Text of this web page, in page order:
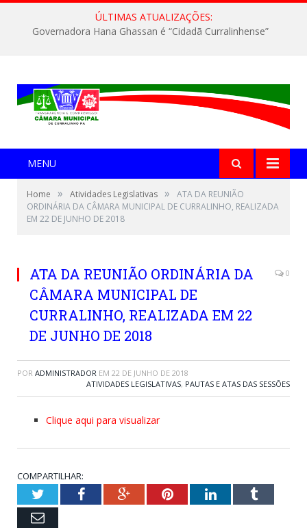
ÚLTIMAS ATUALIZAÇÕES:
Governadora Hana Ghassan é “Cidadã Curralinhense”
MENU
Home » Atividades Legislativas »
ATA DA REUNIÃO
ORDINÁRIA DA CÂMARA MUNICIPAL DE CURRALINHO, REALIZADA
EM 22 DE JUNHO DE 2018
ATA DA REUNIÃO ORDINÁRIA DA
CÂMARA MUNICIPAL DE
CURRALINHO, REALIZADA EM 22
DE JUNHO DE 2018
0
POR ADMINISTRADOR EM 22 DE JUNHO DE 2018
ATIVIDADES LEGISLATIVAS, PAUTAS E ATAS DAS SESSÕES
Clique aqui para visualizar
COMPARTILHAR:
TwitterFacebookGoogle+PinterestLinkedInTumblr
Email